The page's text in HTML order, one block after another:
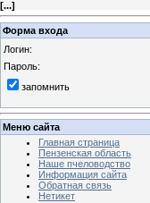
[...]
Форма входа
Логин:
Пароль:
запомнить
Меню сайта
Главная страница
Пензенская область
Наше пчеловодство
Информация сайта
Обратная связь
Нетикет